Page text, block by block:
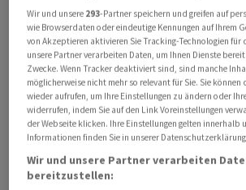
Holcim und Zurich Insurance
Chips nach dem gestrigen Ausverkauf
den Nebenwerten stehen schwache
Autoneum gefragten Sulzer
ES, Ems-Chemie und AMS Osram im
Wir und unsere 293-Partner speichern und greifen auf
wie Browserdaten oder eindeutige Kennungen auf Ihrem
von Akzeptieren aktivieren Sie Tracking-Technologien für
unsere Partner verarbeiten Daten, um Ihnen Dienste
Zwecke. Wenn Tracker deaktiviert sind, sind manche
möglicherweise nicht mehr so relevant für Sie. Sie können
wieder aufrufen, um Ihre Einstellungen zu ändern oder
widerrufen, indem Sie auf den Link Voreinstellungen
der Webseite klicken. Ihre Einstellungen gelten innerhalb
Informationen finden Sie in unserer
Wir und unsere Partner verarbeiten
bereitzustellen: